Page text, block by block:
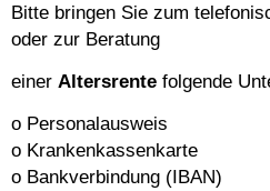
Bitte bringen Sie zum
oder zur Beratung
einer Altersrente folgende
o Personalausweis
o Krankenkassenkarte
o Bankverbindung (IBAN)